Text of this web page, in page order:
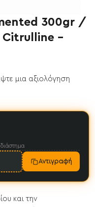
ΝΕΟ
Έχει εξαντληθεί
300gr /
-
μια αξιολόγηση
Αντιγραφή
και την